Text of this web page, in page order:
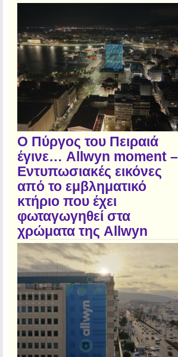
Ο Πύργος του Πειραιά
έγινε… Allwyn moment –
Εντυπωσιακές εικόνες
από το εμβληματικό
κτήριο που έχει
φωταγωγηθεί στα
χρώματα της Allwyn